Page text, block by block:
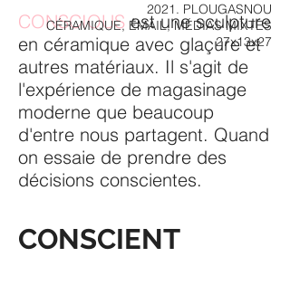
CONSCIOUS est une sculpture
en céramique avec glaçure et
autres matériaux. Il s'agit de
l'expérience de magasinage
moderne que beaucoup
d'entre nous partagent. Quand
on essaie de prendre des
décisions conscientes.
2021. PLOUGASNOU
CÉRAMIQUE, ÉMAIL, MÉDIAS MIXTES
27x13x27
CONSCIENT